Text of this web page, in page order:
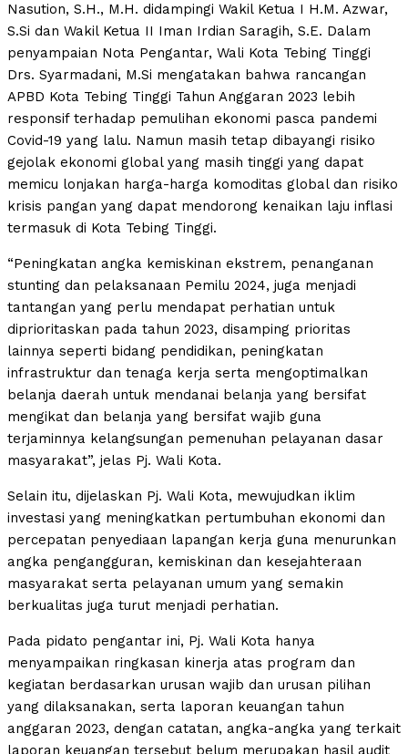
Nasution, S.H., M.H. didampingi Wakil Ketua I H.M. Azwar,
S.Si dan Wakil Ketua II Iman Irdian Saragih, S.E. Dalam
penyampaian Nota Pengantar, Wali Kota Tebing Tinggi
Drs. Syarmadani, M.Si mengatakan bahwa rancangan
APBD Kota Tebing Tinggi Tahun Anggaran 2023 lebih
responsif terhadap pemulihan ekonomi pasca pandemi
Covid-19 yang lalu. Namun masih tetap dibayangi risiko
gejolak ekonomi global yang masih tinggi yang dapat
memicu lonjakan harga-harga komoditas global dan risiko
krisis pangan yang dapat mendorong kenaikan laju inflasi
termasuk di Kota Tebing Tinggi.
“Peningkatan angka kemiskinan ekstrem, penanganan
stunting dan pelaksanaan Pemilu 2024, juga menjadi
tantangan yang perlu mendapat perhatian untuk
diprioritaskan pada tahun 2023, disamping prioritas
lainnya seperti bidang pendidikan, peningkatan
infrastruktur dan tenaga kerja serta mengoptimalkan
belanja daerah untuk mendanai belanja yang bersifat
mengikat dan belanja yang bersifat wajib guna
terjaminnya kelangsungan pemenuhan pelayanan dasar
masyarakat”, jelas Pj. Wali Kota.
Selain itu, dijelaskan Pj. Wali Kota, mewujudkan iklim
investasi yang meningkatkan pertumbuhan ekonomi dan
percepatan penyediaan lapangan kerja guna menurunkan
angka pengangguran, kemiskinan dan kesejahteraan
masyarakat serta pelayanan umum yang semakin
berkualitas juga turut menjadi perhatian.
Pada pidato pengantar ini, Pj. Wali Kota hanya
menyampaikan ringkasan kinerja atas program dan
kegiatan berdasarkan urusan wajib dan urusan pilihan
yang dilaksanakan, serta laporan keuangan tahun
anggaran 2023, dengan catatan, angka-angka yang terkait
laporan keuangan tersebut belum merupakan hasil audit